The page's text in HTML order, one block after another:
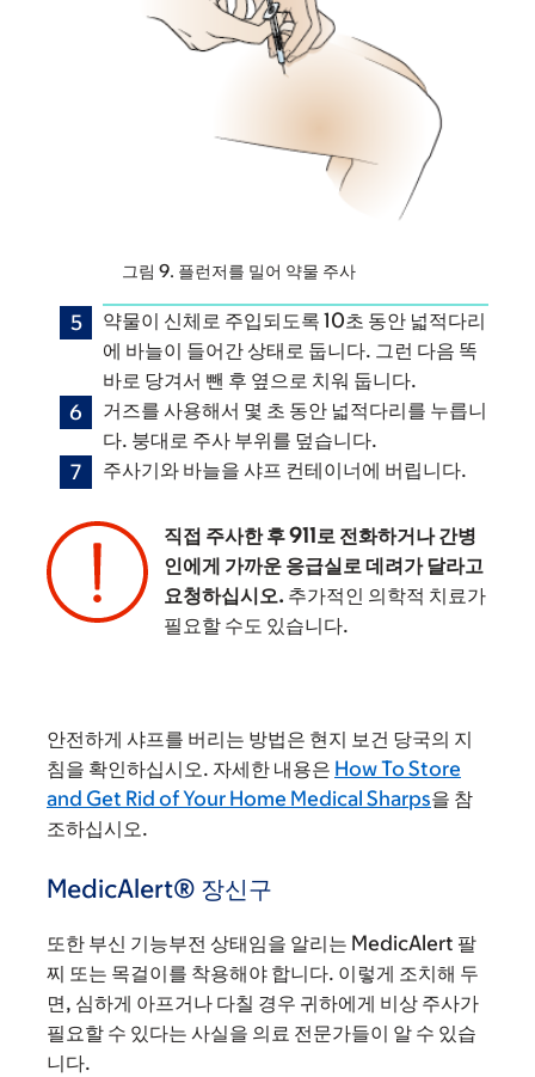
그림 9. 플런저를 밀어 약물 주사
약물이 신체로 주입되도록 10초 동안 넓적다리
에 바늘이 들어간 상태로 둡니다. 그런 다음 똑
바로 당겨서 뺀 후 옆으로 치워 둡니다.
거즈를 사용해서 몇 초 동안 넓적다리를 누릅니
다. 붕대로 주사 부위를 덮습니다.
주사기와 바늘을 샤프 컨테이너에 버립니다.
직접 주사한 후 911로 전화하거나 간병
인에게 가까운 응급실로 데려가 달라고
요청하십시오. 추가적인 의학적 치료가
필요할 수도 있습니다.
안전하게 샤프를 버리는 방법은 현지 보건 당국의 지
침을 확인하십시오. 자세한 내용은 How To Store
and Get Rid of Your Home Medical Sharps을 참
조하십시오.
MedicAlert® 장신구
또한 부신 기능부전 상태임을 알리는 MedicAlert 팔
찌 또는 목걸이를 착용해야 합니다. 이렇게 조치해 두
면, 심하게 아프거나 다칠 경우 귀하에게 비상 주사가
필요할 수 있다는 사실을 의료 전문가들이 알 수 있습
니다.